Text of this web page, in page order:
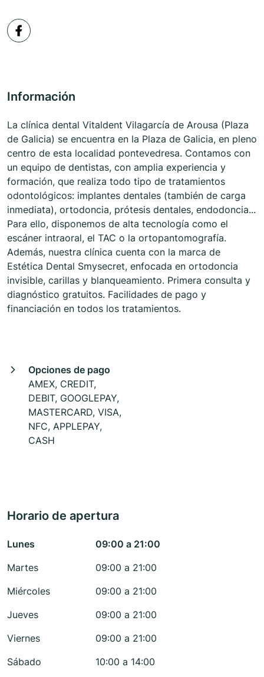
Información
La clínica dental Vitaldent Vilagarcía de Arousa (Plaza
de Galicia) se encuentra en la Plaza de Galicia, en pleno
centro de esta localidad pontevedresa. Contamos con
un equipo de dentistas, con amplia experiencia y
formación, que realiza todo tipo de tratamientos
odontológicos: implantes dentales (también de carga
inmediata), ortodoncia, prótesis dentales, endodoncia...
Para ello, disponemos de alta tecnología como el
escáner intraoral, el TAC o la ortopantomografía.
Además, nuestra clínica cuenta con la marca de
Estética Dental Smysecret, enfocada en ortodoncia
invisible, carillas y blanqueamiento. Primera consulta y
diagnóstico gratuitos. Facilidades de pago y
financiación en todos los tratamientos.
Opciones de pago
AMEX, CREDIT,
DEBIT, GOOGLEPAY,
MASTERCARD, VISA,
NFC, APPLEPAY,
CASH
Horario de apertura
Lunes
09:00 a 21:00
Martes
09:00 a 21:00
Miércoles
09:00 a 21:00
Jueves
09:00 a 21:00
Viernes
09:00 a 21:00
Sábado
10:00 a 14:00